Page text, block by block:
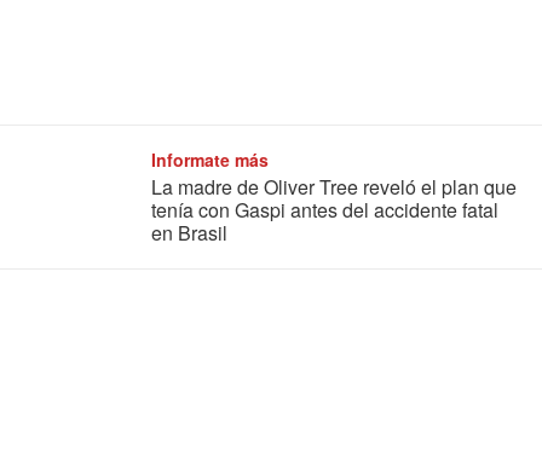
Informate más
La madre de Oliver Tree reveló el plan que
tenía con Gaspi antes del accidente fatal
en Brasil